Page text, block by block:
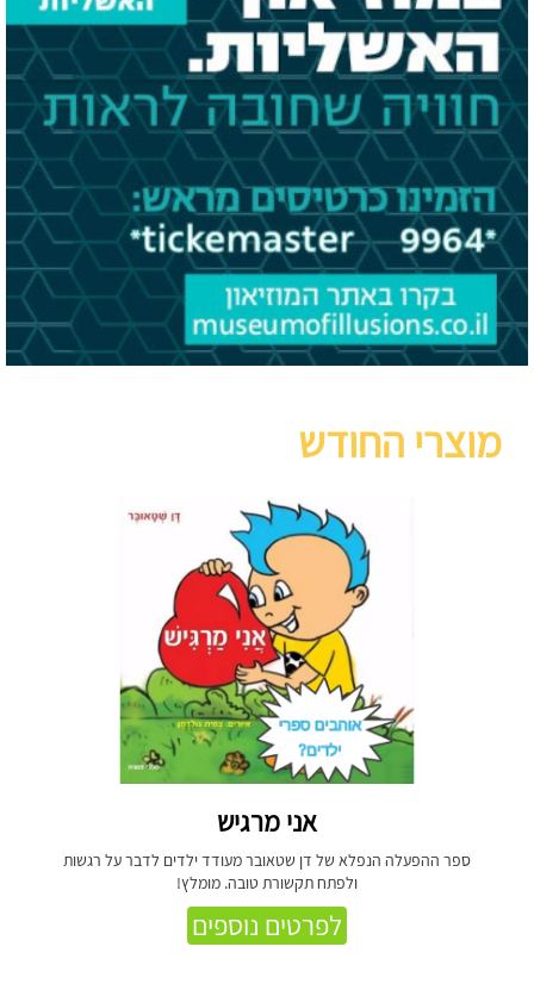
מוצרי החודש
אני מרגיש
ספר ההפעלה הנפלא של דן שטאובר מעודד ילדים לדבר על רגשות
ולפתח תקשורת טובה. מומלץ!
לפרטים נוספים